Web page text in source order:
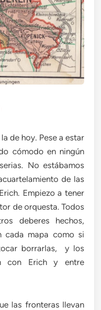
de hoy. Pese a estar
cómodo en ningún
No estábamos
de las
Empiezo a tener
de orquesta. Todos
deberes hechos,
cada mapa como si
borrarlas, y los
con Erich y entre
las fronteras llevan